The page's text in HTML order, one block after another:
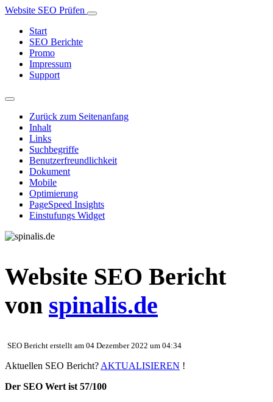
Website SEO Prüfen
Start
SEO Berichte
Promo
Impressum
Support
Zurück zum Seitenanfang
Inhalt
Links
Suchbegriffe
Benutzerfreundlichkeit
Dokument
Mobile
Optimierung
PageSpeed Insights
Einstufungs Widget
Website SEO Bericht
von spinalis.de
SEO Bericht erstellt am 04 Dezember 2022 um 04:34
Aktuellen SEO Bericht? AKTUALISIEREN !
Der SEO Wert ist 57/100